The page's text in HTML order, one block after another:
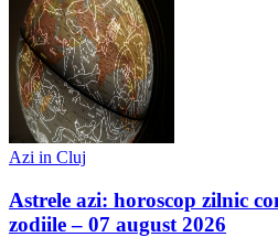
Azi in Cluj
Astrele azi: horoscop zilnic
zodiile – 07 august 2026